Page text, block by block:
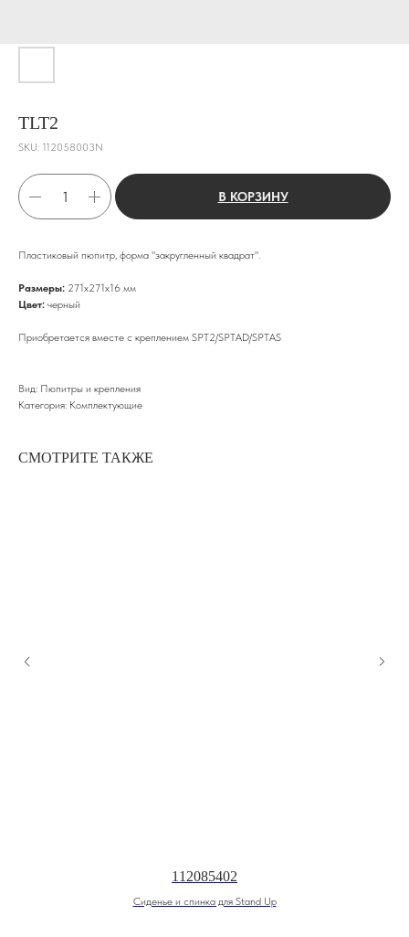
TLT2
SKU: 112058003N
В КОРЗИНУ
Пластиковый пюпитр, форма "закругленный квадрат".
Размеры: 271х271х16 мм
Цвет: черный
Приобретается вместе с креплением SPT2/SPTAD/SPTAS
Вид: Пюпитры и крепления
Категория: Комплектующие
СМОТРИТЕ ТАКЖЕ
112085402
Сиденье и спинка для Stand Up